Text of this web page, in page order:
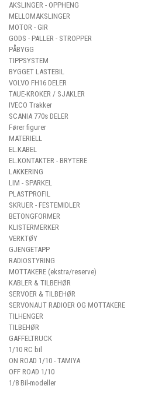
AKSLINGER - OPPHENG
MELLOMAKSLINGER
MOTOR - GIR
GODS - PALLER - STROPPER
PÅBYGG
TIPPSYSTEM
BYGGET LASTEBIL
VOLVO FH16 DELER
TAUE-KROKER / SJAKLER
IVECO Trakker
SCANIA 770s DELER
Fører figurer
MATERIELL
EL.KABEL
EL.KONTAKTER - BRYTERE
LAKKERING
LIM - SPARKEL
PLASTPROFIL
SKRUER - FESTEMIDLER
BETONGFORMER
KLISTERMERKER
VERKTØY
GJENGETAPP
RADIOSTYRING
MOTTAKERE (ekstra/reserve)
KABLER & TILBEHØR
SERVOER & TILBEHØR
SERVONAUT RADIOER OG MOTTAKERE
TILHENGER
TILBEHØR
GAFFELTRUCK
1/10 RC bil
ON ROAD 1/10 - TAMIYA
OFF ROAD 1/10
1/8 Bil-modeller